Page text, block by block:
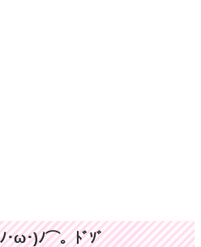
･ω･)ﾉ⌒。ﾄﾞｿﾞ